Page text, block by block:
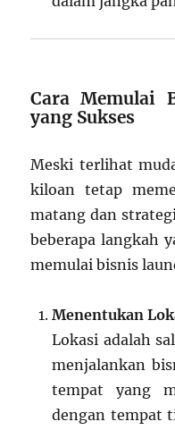
Cara Memulai
yang Sukses
Meski terlihat
kiloan tetap
matang dan
beberapa langkah
memulai bisnis
Menentukan
Lokasi adalah
menjalankan
tempat yang
dengan tempat